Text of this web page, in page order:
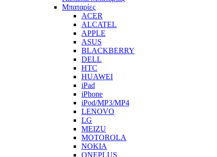
Μπαταρίες
ACER
ALCATEL
APPLE
ASUS
BLACKBERRY
DELL
HTC
HUAWEI
iPad
iPhone
iPod/MP3/MP4
LENOVO
LG
MEIZU
MOTOROLA
NOKIA
ONEPLUS